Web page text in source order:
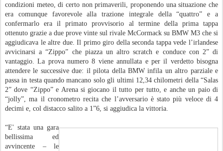
condizioni meteo, di certo non primaverili, proponendo una situazione che
era comunque favorevole alla trazione integrale della “quattro” e a
confermarlo era il primato provvisorio al termine della prima tappa
ottenuto grazie a due prove vinte sul rivale McCormack su BMW M3 che si
aggiudicava le altre due. Il primo giro della seconda tappa vede l’irlandese
avvicinarsi a “Zippo” che piazza un altro scratch e conduce con 2” di
vantaggio. La prova numero 8 viene annullata e per il verdetto bisogna
attendere le successive due: il pilota della BMW infila un altro parziale e
passa in testa quando mancano solo gli ultimi 12,34 chilometri della “Salas
2” dove “Zippo” e Arena si giocano il tutto per tutto, e anche un paio di
“jolly”, ma il cronometro recita che l’avversario è stato più veloce di 4
decimi e, col distacco salito a 1”6, si aggiudica la vittoria.
“E' stata una gara
bellissima ed
avvincente – le